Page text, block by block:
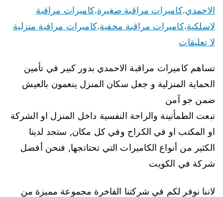
الاحمدي،كاميرات مراقبة صغيرة،كاميرات مراقبة
لاسلكية،كاميرات مراقبة مخفية،كاميرات مراقبة منزلية
لا تعليقات
تساهم كاميرات مراقبة الاحمدي بدور كبير في تأمين
الحماية المنزلية و جعل سكان المنزل ينعمون بالعيش
ضمن جو آمن
تبعت الطمأنينة والراحة النفسية داخل المنزل او الشركة
او المكتب او في الكراج وفي كل مكان, ستجد لدينا
الكثير من أنواع الكاميرات التي تحتاتجها, فنحن أفضل
شركة في الكويت
لاننا نوفر لكم في شركتنا الفاخرة مجموعة مميزة من